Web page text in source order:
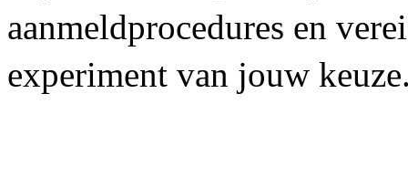
aanmeldprocedures en
experiment van jouw